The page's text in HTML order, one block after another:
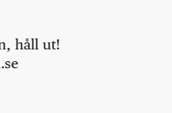
håll ut!